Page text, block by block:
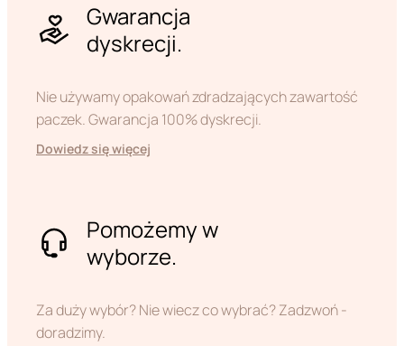
Gwarancja
dyskrecji.
Nie używamy opakowań zdradzających zawartość
paczek. Gwarancja 100% dyskrecji.
Dowiedz się więcej
Pomożemy w
wyborze.
Za duży wybór? Nie wiecz co wybrać? Zadzwoń -
doradzimy.